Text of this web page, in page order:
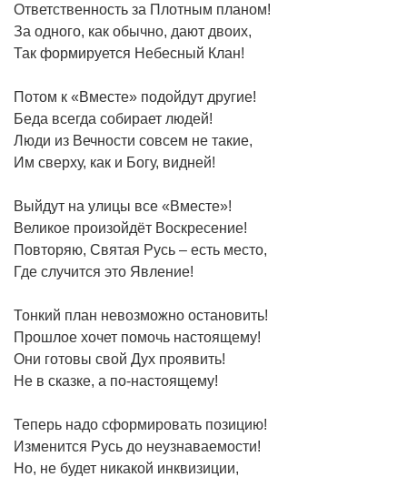
Ответственность за Плотным планом!
За одного, как обычно, дают двоих,
Так формируется Небесный Клан!
Потом к «Вместе» подойдут другие!
Беда всегда собирает людей!
Люди из Вечности совсем не такие,
Им сверху, как и Богу, видней!
Выйдут на улицы все «Вместе»!
Великое произойдёт Воскресение!
Повторяю, Святая Русь – есть место,
Где случится это Явление!
Тонкий план невозможно остановить!
Прошлое хочет помочь настоящему!
Они готовы свой Дух проявить!
Не в сказке, а по-настоящему!
Теперь надо сформировать позицию!
Изменится Русь до неузнаваемости!
Но, не будет никакой инквизиции,